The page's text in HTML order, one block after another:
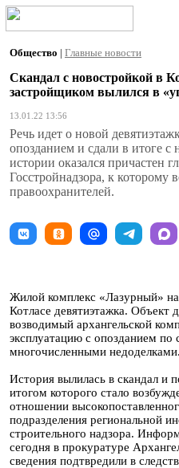
Общество | Главные новости
Скандал с новостройкой в
застройщиком вылился в
13.01.22 13:56
Речь идет о новой
опозданием и сдали в итоге
истории оказался причастен
Госстройнадзора, к которому
правоохранителей.
Жилой комплекс «Лазурный»
Котласе девятиэтажка. Объект
возводимый архангельской
эксплуатацию с опозданием по
многочисленными недоделками.
История вылилась в скандал и
итогом которого стало
отношении
подразделения региональной
строительного надзора.
сегодня в прокуратуре
сведения подтвредили в